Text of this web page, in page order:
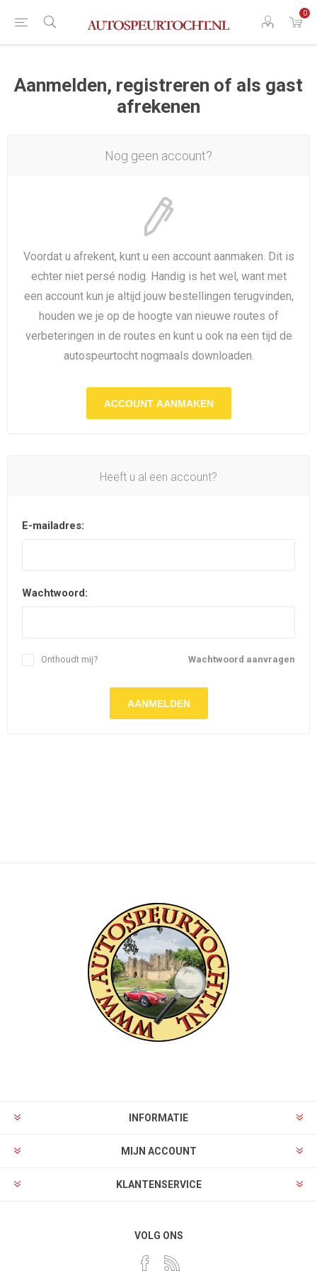
0
Aanmelden, registreren of als gast
afrekenen
Nog geen account?
Voordat u afrekent, kunt u een account aanmaken. Dit is
echter niet persé nodig. Handig is het wel, want met
een account kun je altijd jouw bestellingen terugvinden,
houden we je op de hoogte van nieuwe routes of
verbeteringen in de routes en kunt u ook na een tijd de
autospeurtocht nogmaals downloaden.
ACCOUNT AANMAKEN
Heeft u al een account?
E-mailadres:
Wachtwoord:
Wachtwoord aanvragen
Onthoudt mij?
AANMELDEN
INFORMATIE
MIJN ACCOUNT
KLANTENSERVICE
VOLG ONS